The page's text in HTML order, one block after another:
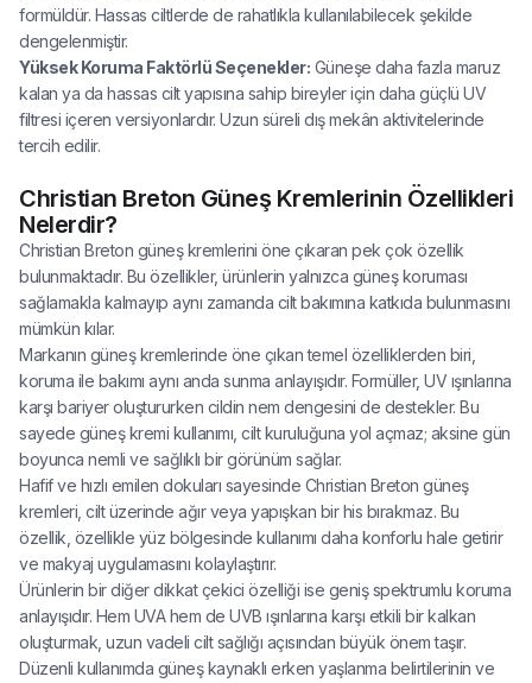
formüldür. Hassas ciltlerde de rahatlıkla kullanılabilecek şekilde
dengelenmiştir.
Yüksek Koruma Faktörlü Seçenekler: Güneşe daha fazla maruz
kalan ya da hassas cilt yapısına sahip bireyler için daha güçlü UV
filtresi içeren versiyonlardır. Uzun süreli dış mekân aktivitelerinde
tercih edilir.
Christian Breton Güneş Kremlerinin Özellikleri
Nelerdir?
Christian Breton güneş kremlerini öne çıkaran pek çok özellik
bulunmaktadır. Bu özellikler, ürünlerin yalnızca güneş koruması
sağlamakla kalmayıp aynı zamanda cilt bakımına katkıda bulunmasını
mümkün kılar.
Markanın güneş kremlerinde öne çıkan temel özelliklerden biri,
koruma ile bakımı aynı anda sunma anlayışıdır. Formüller, UV ışınlarına
karşı bariyer oluştururken cildin nem dengesini de destekler. Bu
sayede güneş kremi kullanımı, cilt kuruluğuna yol açmaz; aksine gün
boyunca nemli ve sağlıklı bir görünüm sağlar.
Hafif ve hızlı emilen dokuları sayesinde Christian Breton güneş
kremleri, cilt üzerinde ağır veya yapışkan bir his bırakmaz. Bu
özellik, özellikle yüz bölgesinde kullanımı daha konforlu hale getirir
ve makyaj uygulamasını kolaylaştırır.
Ürünlerin bir diğer dikkat çekici özelliği ise geniş spektrumlu koruma
anlayışıdır. Hem UVA hem de UVB ışınlarına karşı etkili bir kalkan
oluşturmak, uzun vadeli cilt sağlığı açısından büyük önem taşır.
Düzenli kullanımda güneş kaynaklı erken yaşlanma belirtilerinin ve